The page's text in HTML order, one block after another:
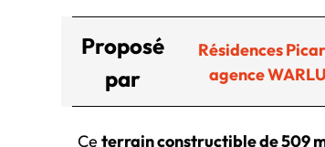
Proposé
par
Résidences
agence
Ce terrain constructible de 509